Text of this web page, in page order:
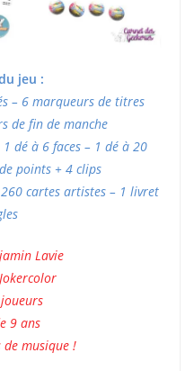
jeu :
– 6 marqueurs de titres
de fin de manche
dé à 6 faces – 1 dé à 20
points + 4 clips
cartes artistes – 1 livret
Lavie
9 ans
musique !